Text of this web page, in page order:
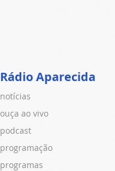
Rádio Aparecida
notícias
ouça ao vivo
podcast
programação
programas